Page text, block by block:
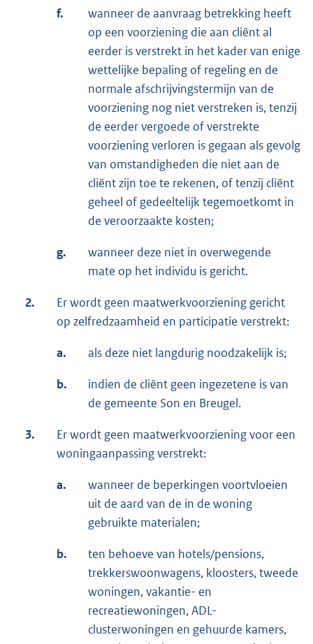
f.
wanneer de aanvraag betrekking heeft
op een voorziening die aan cliënt al
eerder is verstrekt in het kader van enige
wettelijke bepaling of regeling en de
normale afschrijvingstermijn van de
voorziening nog niet verstreken is, tenzij
de eerder vergoede of verstrekte
voorziening verloren is gegaan als gevolg
van omstandigheden die niet aan de
cliënt zijn toe te rekenen, of tenzij cliënt
geheel of gedeeltelijk tegemoetkomt in
de veroorzaakte kosten;
g.
wanneer deze niet in overwegende
mate op het individu is gericht.
2.
Er wordt geen maatwerkvoorziening gericht
op zelfredzaamheid en participatie verstrekt:
a. als deze niet langdurig noodzakelijk is;
b.
indien de cliënt geen ingezetene is van
de gemeente Son en Breugel.
3.
Er wordt geen maatwerkvoorziening voor een
woningaanpassing verstrekt:
a.
wanneer de beperkingen voortvloeien
uit de aard van de in de woning
gebruikte materialen;
b.
ten behoeve van hotels/pensions,
trekkerswoonwagens, kloosters, tweede
woningen, vakantie- en
recreatiewoningen, ADL-
clusterwoningen en gehuurde kamers,